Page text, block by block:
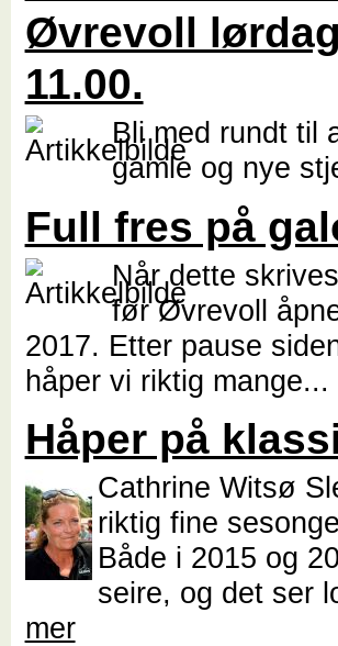
Øvrevoll
11.00.
Bli med rundt til
gamle og nye
Full fres på
Når dette
før Øvrevoll
2017. Etter pause
håper vi riktig mange...
Håper på
Cathrine Witsø
riktig fine
Både i 2015 og
seire, og det ser
mer